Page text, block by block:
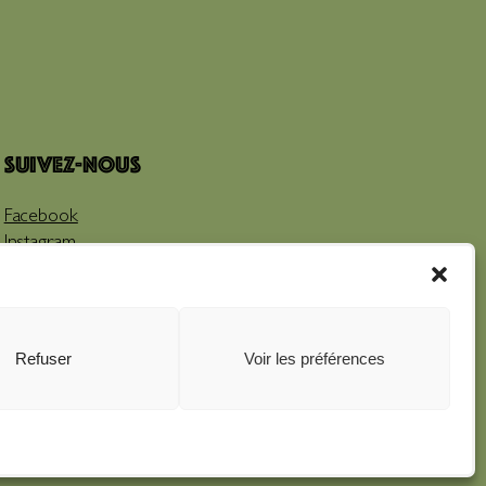
Refuser Voir les préférences
Suivez-nous
Facebook
Instagram